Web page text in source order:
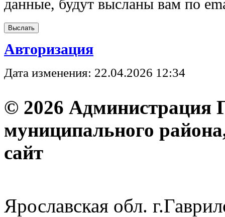
данные, будут высланы вам по
Авторизация
Дата изменения: 22.04.2026 12:34
© 2026 Администрация
муниципального
Ярославская обл.